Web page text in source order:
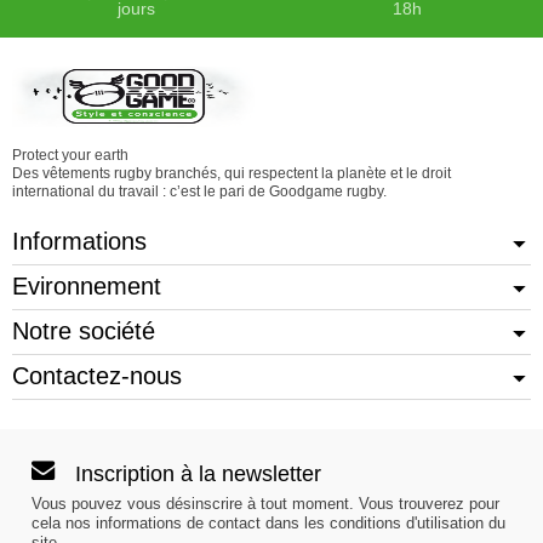
jours
18h
Protect your earth
Des vêtements rugby branchés, qui respectent la planète et le droit
international du travail : c’est le pari de Goodgame rugby.
Informations
Evironnement
Notre société
Contactez-nous
Inscription à la newsletter
Vous pouvez vous désinscrire à tout moment. Vous trouverez pour
cela nos informations de contact dans les conditions d'utilisation du